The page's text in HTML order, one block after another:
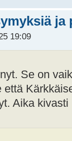
ja
19:09
Se on
Aika